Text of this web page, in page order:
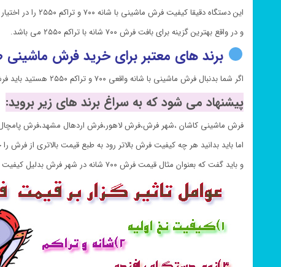
این دستگاه دقیقا کیفیت فرش ماشینی با شانه ۷۰۰ و تراکم ۲۵۵۰ را در اختیار شما قرار می دهد.
و در واقع بهترین گزینه برای بافت فرش ۷۰۰ شانه با تراکم ۲۵۵۰ می باشد.
برند های معتبر برای خرید فرش
اگر شما بدنبال فرش ماشینی با شانه واقعی ۷۰۰ و تراکم ۲۵۵۰ هستید باید فرش خود را از یک برند معروف در زمینه بافت فرش تهیه نمایید تا بتوانید خریدی با اطمینان داشته باشید.
پیشنهاد می شود که به سراغ برند های زیر بروید:
فرش ماشینی کاشان ،شهر فرش،فرش لاهور،فرش اردهال مشهد،فرش
اما باید بدانید هر چه کیفیت فرش بالاتر رود به طبع قیمت بالاتری از فرش
و باید گفت که بعنوان مثال قیمت فرش ۷۰۰ شانه در شهر فرش بدلیل کیفیت بالای فرش بیشتر از سایر جاها خواهد بود.